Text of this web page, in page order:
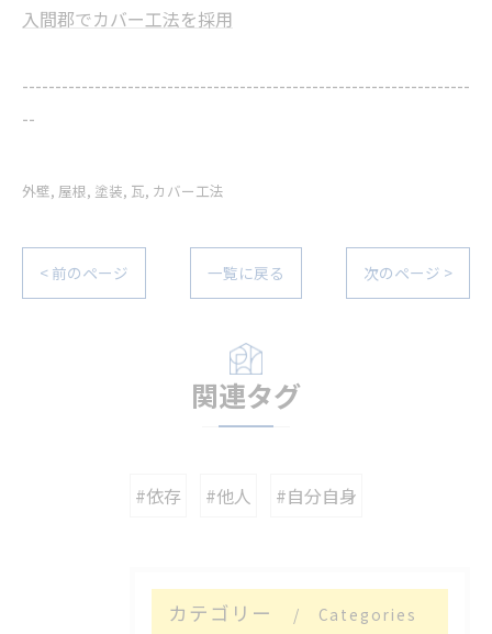
入間郡でカバー工法を採用
--------------------------------------------------------------------
--
外壁 屋根 塗装 瓦 カバー工法
< 前のページ 一覧に戻る 次のページ >
関連タグ
#依存 #他人 #自分自身
カテゴリー Categories